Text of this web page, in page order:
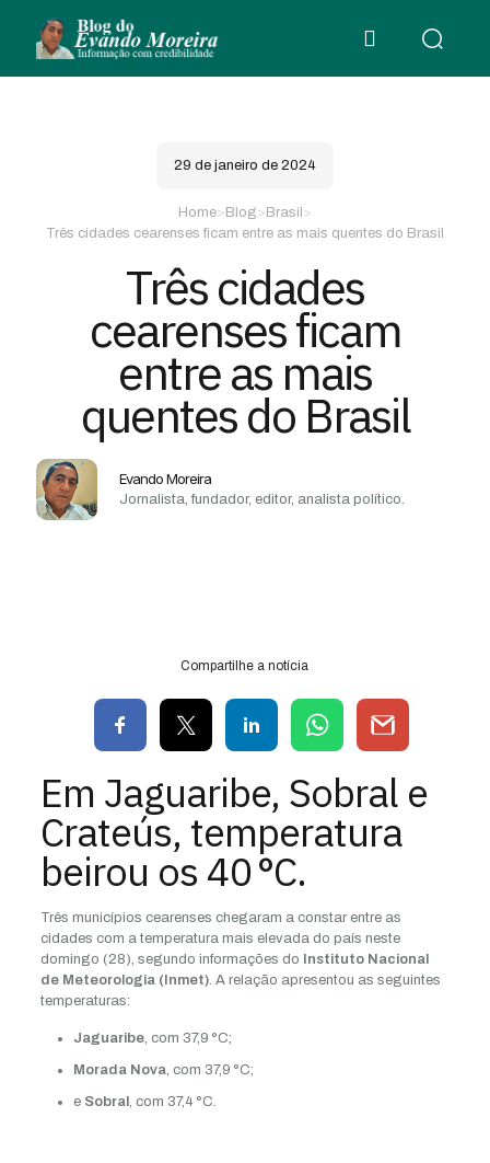
29 de janeiro de 2024
Home> Blog> Brasil >
Três cidades cearenses ficam entre as mais quentes do Brasil
Três cidades
cearenses ficam
entre as mais
quentes do Brasil
Evando Moreira
Jornalista, fundador, editor, analista político.
Compartilhe a notícia
Em Jaguaribe, Sobral e
Crateús, temperatura
beirou os 40 °C.
Três municípios cearenses chegaram a constar entre as
cidades com a temperatura mais elevada do país neste
domingo (28), segundo informações do
Instituto Nacional
de Meteorologia (Inmet). A relação apresentou as seguintes
temperaturas:
Jaguaribe, com 37,9 °C;
Morada Nova, com 37,9 °C;
e Sobral , com 37,4 °C.